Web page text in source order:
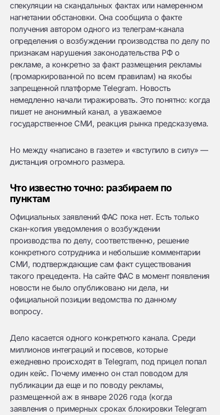
спекуляции на скандальных фактах или намеренном
нагнетании обстановки. Она сообщила о факте
получения автором одного из телеграм-канала
определения о возбуждении производства по делу по
признакам нарушения законодательства РФ о
рекламе, а конкретно за факт размещения рекламы
(промаркированной по всем правилам) на якобы
запрещенной платформе Telegram. Новость
немедленно начали тиражировать. Это понятно: когда
пишет не анонимный канал, а уважаемое
государственное СМИ, реакция рынка предсказуема.
Но между «написано в газете» и «вступило в силу» —
дистанция огромного размера.
Что известно точно: разбираем по
пунктам
Официальных заявлений ФАС пока нет. Есть только
скан-копия уведомления о возбуждении
производства по делу, соответственно, решение
конкретного сотрудника и небольшие комментарии
СМИ, подтверждающие сам факт существования
такого прецедента. На сайте ФАС в момент появления
новости не было опубликовано ни дела, ни
официальной позиции ведомства по данному
вопросу.
Дело касается одного конкретного канала. Среди
миллионов интеграций и посевов, которые
ежедневно происходят в Telegram, под прицел попал
один кейс. Почему именно он стал поводом для
публикации да еще и по поводу рекламы,
размещенной аж в январе 2026 года (когда
заявления о примерных сроках блокировки Telegram